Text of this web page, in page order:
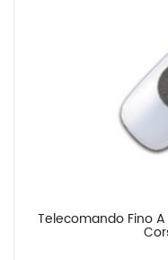
Telecomando Fino